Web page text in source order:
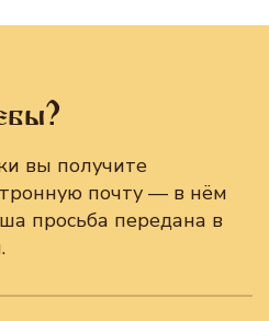
вы получите
почту — в нём
просьба передана в